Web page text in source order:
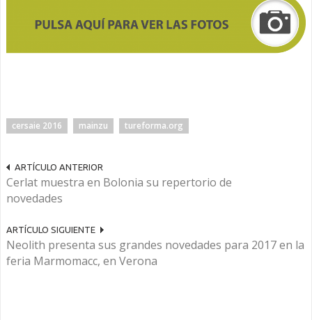
cersaie 2016 mainzu tureforma.org
ARTÍCULO ANTERIOR
Cerlat muestra en Bolonia su repertorio de
novedades
ARTÍCULO SIGUIENTE
Neolith presenta sus grandes novedades para 2017 en la
feria Marmomacc, en Verona